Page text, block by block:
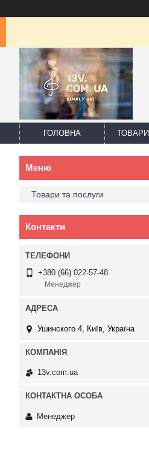
ГОЛОВНА
Товари та послуги
Контакти
+380 (66) 022-57-48
Менеджер
Ушинского 4, Київ, Україна
13v.com.ua
Менеджер